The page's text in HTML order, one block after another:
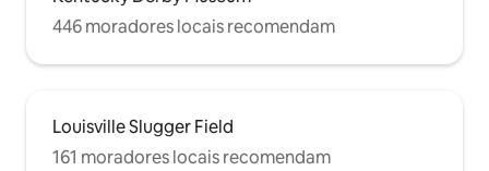
446 moradores locais recomendam
Louisville Slugger Field
161 moradores locais recomendam